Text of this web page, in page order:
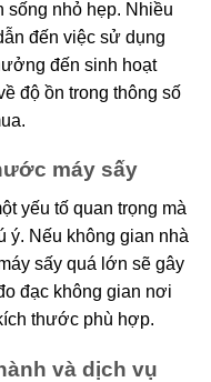
sống nhỏ hẹp. Nhiều
đến việc sử dụng
đến sinh hoạt
độ ồn trong thông số
máy sấy
yếu tố quan trọng mà
ý. Nếu không gian nhà
sấy quá lớn sẽ gây
đạc không gian nơi
thước phù hợp.
và dịch vụ